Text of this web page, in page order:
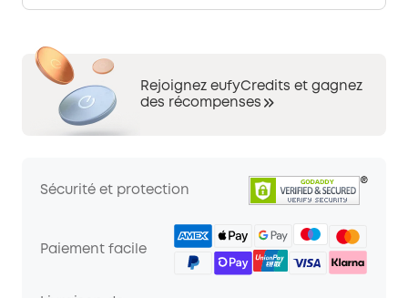
Rejoignez eufyCredits et gagnez
des récompenses
Sécurité et protection
Paiement facile